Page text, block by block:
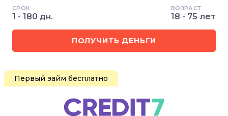
СРОК
1 - 180 дн.
ВОЗРАСТ
18 - 75 лет
ПОЛУЧИТЬ ДЕНЬГИ
Первый займ бесплатно